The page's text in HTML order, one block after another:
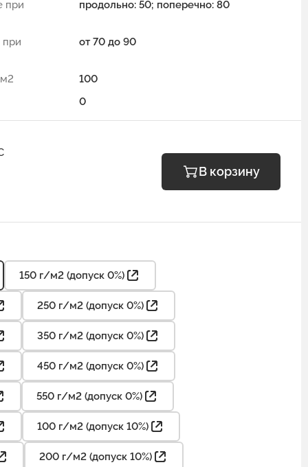
при
продольно: 50; поперечно: 80
от 70 до 90
100
0
В корзину
150 г/м2 (допуск 0%)
250 г/м2 (допуск 0%)
350 г/м2 (допуск 0%)
450 г/м2 (допуск 0%)
550 г/м2 (допуск 0%)
100 г/м2 (допуск 10%)
200 г/м2 (допуск 10%)